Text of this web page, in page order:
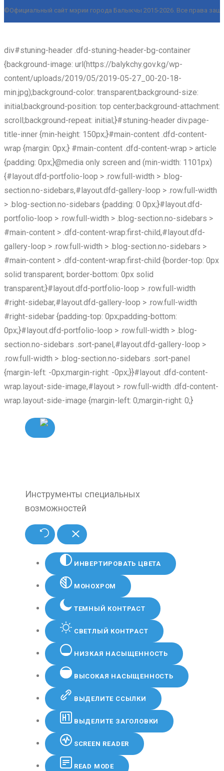
©Официальный сайт мэрии города Балыкчы 2015-2026. Все права
div#stuning-header .dfd-stuning-header-bg-container
{background-image: url(https://balykchy.gov.kg/wp-
content/uploads/2019/05/2019-05-27_00-20-18-
min.jpg);background-color: transparent;background-size:
initial;background-position: top center;background-attachment:
scroll;background-repeat: initial;}#stuning-header div.page-
title-inner {min-height: 150px;}#main-content .dfd-content-
wrap {margin: 0px;} #main-content .dfd-content-wrap > article
{padding: 0px;}@media only screen and (min-width: 1101px)
{#layout.dfd-portfolio-loop > .row.full-width > .blog-
section.no-sidebars,#layout.dfd-gallery-loop > .row.full-width
> .blog-section.no-sidebars {padding: 0 0px;}#layout.dfd-
portfolio-loop > .row.full-width > .blog-section.no-sidebars >
#main-content > .dfd-content-wrap:first-child,#layout.dfd-
gallery-loop > .row.full-width > .blog-section.no-sidebars >
#main-content > .dfd-content-wrap:first-child {border-top: 0px
solid transparent; border-bottom: 0px solid
transparent;}#layout.dfd-portfolio-loop > .row.full-width
#right-sidebar,#layout.dfd-gallery-loop > .row.full-width
#right-sidebar {padding-top: 0px;padding-bottom:
0px;}#layout.dfd-portfolio-loop > .row.full-width > .blog-
section.no-sidebars .sort-panel,#layout.dfd-gallery-loop >
.row.full-width > .blog-section.no-sidebars .sort-panel
{margin-left: -0px;margin-right: -0px;}}#layout .dfd-content-
wrap.layout-side-image,#layout > .row.full-width .dfd-content-
wrap.layout-side-image {margin-left: 0;margin-right: 0;}
Инструменты специальных
возможностей
ИНВЕРТИРОВАТЬ ЦВЕТА
МОНОХРОМ
ТЕМНЫЙ КОНТРАСТ
СВЕТЛЫЙ КОНТРАСТ
НИЗКАЯ НАСЫЩЕННОСТЬ
ВЫСОКАЯ НАСЫЩЕННОСТЬ
ВЫДЕЛИТЕ ССЫЛКИ
ВЫДЕЛИТЕ ЗАГОЛОВКИ
SCREEN READER
READ MODE